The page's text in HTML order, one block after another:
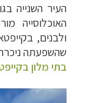
העיר השנייה
האוכלוסייה
ולבנים,
שהשפעתה
בתי מלון